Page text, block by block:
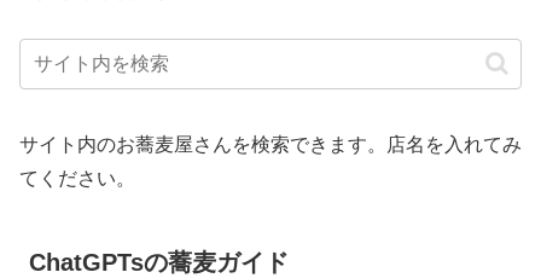
サイト内のお蕎麦屋さんを検索できます。店名を入れてみ
てください。
ChatGPTsの蕎麦ガイド